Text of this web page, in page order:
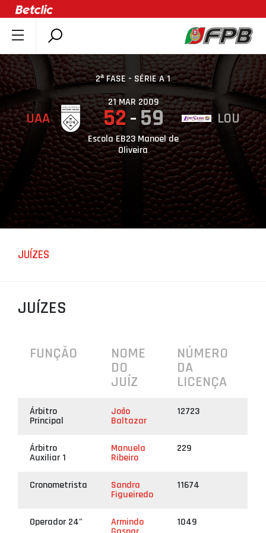
SOBRE A FPB
DOCUMENTOS
ÚLTIMAS
COMPETIÇÕES
ASSOCIAÇÕES
CLUBES
AGENTES
AGENDA
SELEÇÕES
ÁREA TÉCNICA
LIGA BETCLIC MASCULINA
2ª FASE - SÉRIE A 1
21 MAR 2009
UAA 52 59 LOU
Escola EB23 Manoel de
Oliveira
JUÍZES
JUÍZES
FUNÇÃO
NOME
DO
JUÍZ
NÚMERO
DA
LICENÇA
Árbitro
Principal
João
Baltazar
12723
Árbitro
Auxiliar 1
Manuela
Ribeiro
229
Cronometrista Sandra
Figueiredo
11674
Operador 24" Armindo 1049